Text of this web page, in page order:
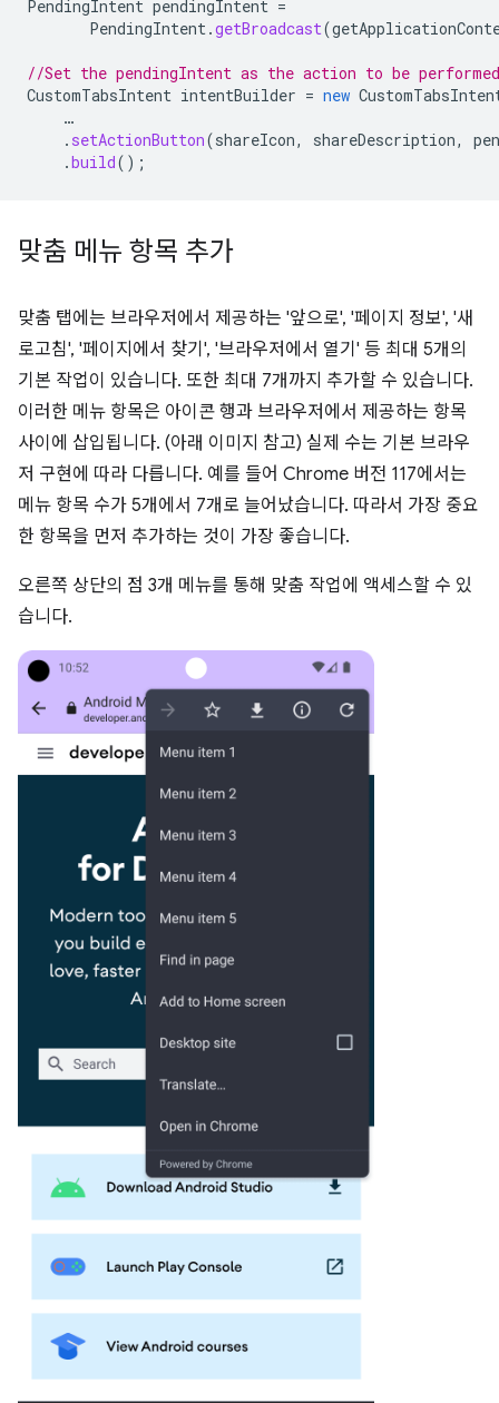
PendingIntent pendingIntent =
PendingIntent.getBroadcast(
//Set the pendingIntent as the action to be
CustomTabsIntent intentBuilder = new
…
. setActionButton(shareIcon, shareDescription,
.build();
맞춤 메뉴 항목 추가
맞춤 탭에는 브라우저에서 제공하는 '앞으로', '페이지 정보', '새
로고침', '페이지에서 찾기', '브라우저에서 열기' 등 최대 5개의
기본 작업이 있습니다. 또한 최대 7개까지 추가할 수 있습니다.
이러한 메뉴 항목은 아이콘 행과 브라우저에서 제공하는 항목
사이에 삽입됩니다. (아래 이미지 참고) 실제 수는 기본 브라우
저 구현에 따라 다릅니다. 예를 들어 Chrome 버전 117에서는
메뉴 항목 수가 5개에서 7개로 늘어났습니다. 따라서 가장 중요
한 항목을 먼저 추가하는 것이 가장 좋습니다.
오른쪽 상단의 점 3개 메뉴를 통해 맞춤 작업에 액세스할 수 있
습니다.